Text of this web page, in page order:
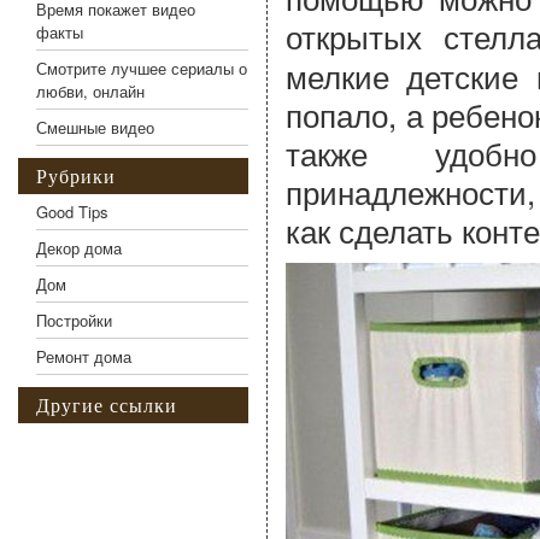
открытых
мелкие
попало, а
также
как сделать
Время покажет видео
факты
Смотрите лучшее сериалы о
любви, онлайн
Смешные видео
Рубрики
Good Tips
Декор дома
Дом
Постройки
Ремонт дома
Другие ссылки